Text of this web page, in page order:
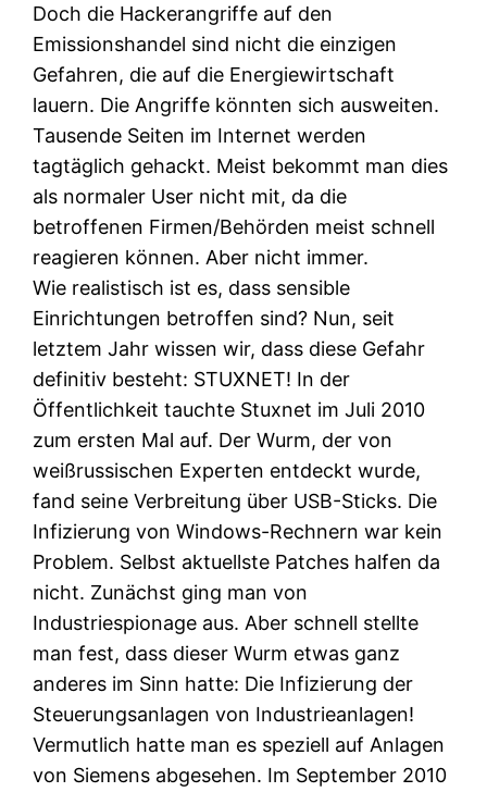
Doch die Hackerangriffe auf den
Emissionshandel sind nicht die einzigen
Gefahren, die auf die Energiewirtschaft
lauern. Die Angriffe könnten sich ausweiten.
Tausende Seiten im Internet werden
tagtäglich gehackt. Meist bekommt man dies
als normaler User nicht mit, da die
betroffenen Firmen/Behörden meist schnell
reagieren können. Aber nicht immer.
Wie realistisch ist es, dass sensible
Einrichtungen betroffen sind? Nun, seit
letztem Jahr wissen wir, dass diese Gefahr
definitiv besteht: STUXNET! In der
Öffentlichkeit tauchte Stuxnet im Juli 2010
zum ersten Mal auf. Der Wurm, der von
weißrussischen Experten entdeckt wurde,
fand seine Verbreitung über USB-Sticks. Die
Infizierung von Windows-Rechnern war kein
Problem. Selbst aktuellste Patches halfen da
nicht. Zunächst ging man von
Industriespionage aus. Aber schnell stellte
man fest, dass dieser Wurm etwas ganz
anderes im Sinn hatte: Die Infizierung der
Steuerungsanlagen von Industrieanlagen!
Vermutlich hatte man es speziell auf Anlagen
von Siemens abgesehen. Im September 2010